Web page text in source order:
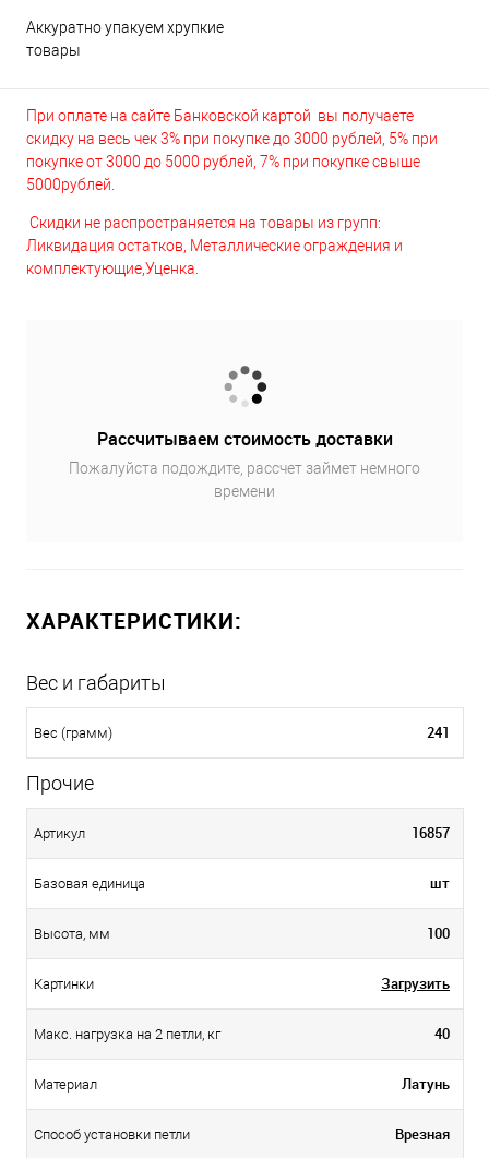
Аккуратно упакуем хрупкие
товары
При оплате на сайте Банковской картой вы получаете
скидку на весь чек 3% при покупке до 3000 рублей, 5% при
покупке от 3000 до 5000 рублей, 7% при покупке свыше
5000рублей.
Скидки не распространяется на товары из групп:
Ликвидация остатков, Металлические ограждения и
комплектующие,Уценка.
Рассчитываем стоимость доставки
Пожалуйста подождите, рассчет займет немного
времени
ХАРАКТЕРИСТИКИ:
Вес и габариты
Вес (грамм) 241
Прочие
Артикул 16857
Базовая единица шт
Высота, мм 100
Картинки Загрузить
Макс. нагрузка на 2 петли, кг 40
Материал Латунь
Способ установки петли Врезная